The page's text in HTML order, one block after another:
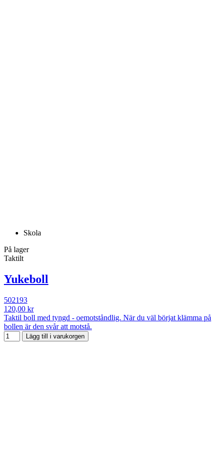
Skola
På lager
Taktilt
Yukeboll
502193
120,00 kr
Taktil boll med tyngd - oemotståndlig. När du väl börjat klämma på
bollen är den svår att motstå.
Lägg till i varukorgen